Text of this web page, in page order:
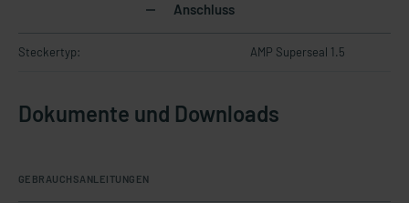
Anschluss
Steckertyp: AMP Superseal 1.5
Dokumente und Downloads
GEBRAUCHSANLEITUNGEN